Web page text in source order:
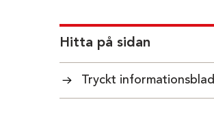
Hitta på sidan
Tryckt informationsblad